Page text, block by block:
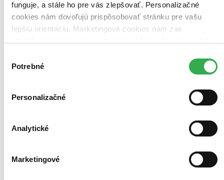
funguje, a stále ho pre vás zlepšovať. Personalizačné
cookies nám dovoľujú prispôsobovať stránku pre vašu
lepšiu orientáciu. Marketingové cookies nám zas
keby sme mohli používať všetky tieto cookies. Ďakujeme!
súhlasu
Potrebné
Personalizačné
Analytické
Marketingové